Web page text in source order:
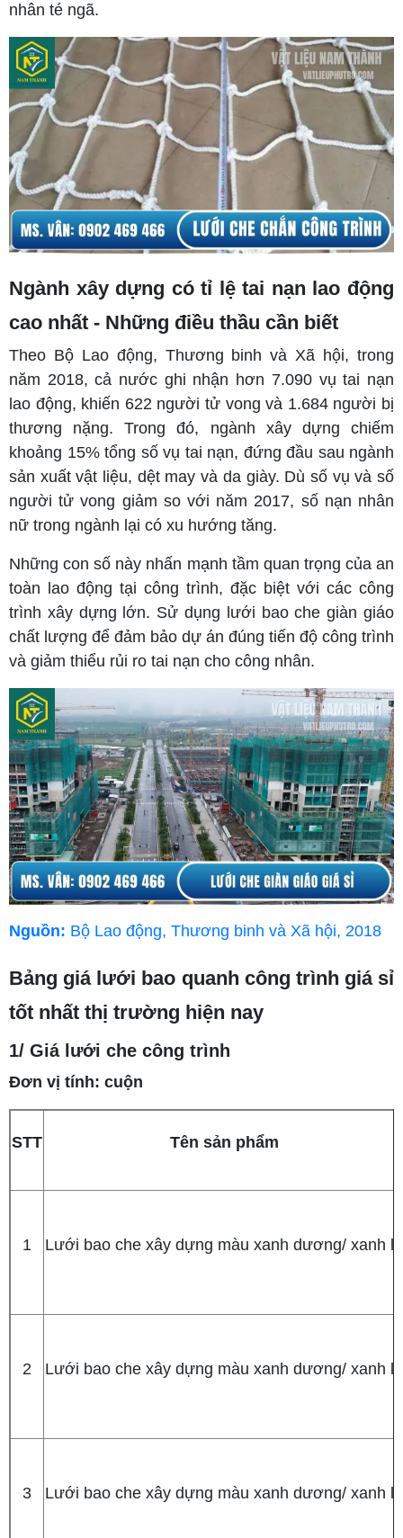
nhân té ngã.
Ngành xây dựng có tỉ lệ tai nạn lao động
cao nhất - Những điều thầu cần biết
Theo Bộ Lao động, Thương binh và Xã hội, trong
năm 2018, cả nước ghi nhận hơn 7.090 vụ tai nạn
lao động, khiến 622 người tử vong và 1.684 người bị
thương nặng. Trong đó, ngành xây dựng chiếm
khoảng 15% tổng số vụ tai nạn, đứng đầu sau ngành
sản xuất vật liệu, dệt may và da giày. Dù số vụ và số
người tử vong giảm so với năm 2017, số nạn nhân
nữ trong ngành lại có xu hướng tăng.
Những con số này nhấn mạnh tầm quan trọng của an
toàn lao động tại công trình, đặc biệt với các công
trình xây dựng lớn. Sử dụng lưới bao che giàn giáo
chất lượng để đảm bảo dự án đúng tiến độ công trình
và giảm thiểu rủi ro tai nạn cho công nhân.
Nguồn: Bộ Lao động, Thương binh và Xã hội, 2018
Bảng giá lưới bao quanh công trình giá sỉ
tốt nhất thị trường hiện nay
1/ Giá lưới che công trình
Đơn vị tính: cuộn
STT Tên sản phẩm
1 Lưới bao che xây dựng màu xanh dương/ xanh lá
2 Lưới bao che xây dựng màu xanh dương/ xanh lá
3 Lưới bao che xây dựng màu xanh dương/ xanh lá